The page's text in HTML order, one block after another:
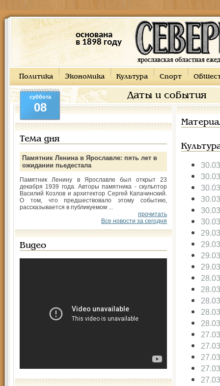
основана
в 1898 году
Политика Экономика Культура Спорт
Даты и события
суббота
08
Тема дня
Памятник Ленина в Ярославле: пять лет в
ожидании пьедестала
Памятник Ленину в Ярославле был открыт 23
декабря 1939 года. Авторы памятника - скульптор
Василий Козлов и архитектор Сергей Капачинский.
О том, что предшествовало этому событию,
рассказывается в публикуемом ...
прочитать
Все новости за сегодня
Видео